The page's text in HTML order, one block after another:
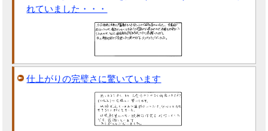
れていました・・・
仕上がりの完璧さに驚いています